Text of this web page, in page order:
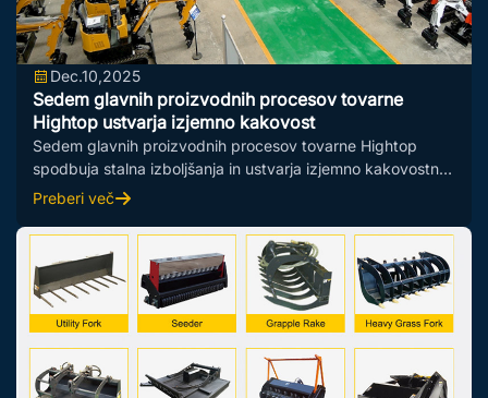
Dec.10,2025
Sedem glavnih proizvodnih procesov tovarne
Hightop ustvarja izjemno kakovost
Sedem glavnih proizvodnih procesov tovarne Hightop
spodbuja stalna izboljšanja in ustvarja izjemno kakovostno
gradbeno mehanizacijo, ki združuje ra...
Preberi več